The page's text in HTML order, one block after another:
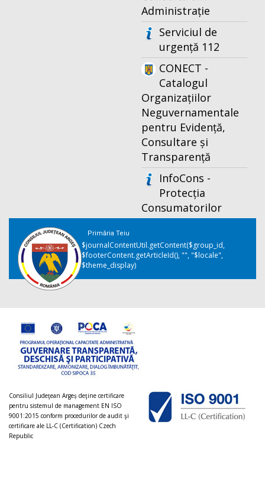
Administrație
Serviciul de
urgență 112
CONECT -
Catalogul
Organizațiilor
Neguvernamentale
pentru Evidență,
Consultare și
Transparență
InfoCons -
Protecția
Consumatorilor
Primăria Teiu
$journalContentUtil.getContent($group_id,
$footerContent.getArticleId(), "", "$locale",
$theme_display)
Consiliul Judeţean Argeș deţine certificare
pentru sistemul de management EN ISO
9001:2015 conform procedurilor de audit şi
certificare ale LL-C (Certification) Czech
Republic